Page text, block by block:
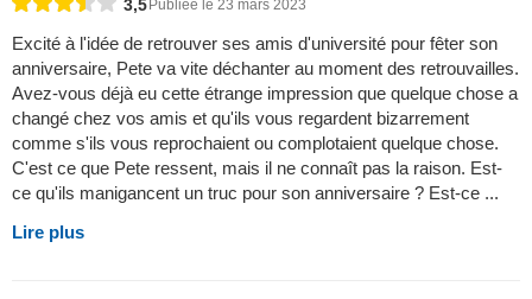
3,5Publiée le 23 mars 2023
Excité à l'idée de retrouver ses amis d'université pour fêter son
anniversaire, Pete va vite déchanter au moment des retrouvailles.
Avez-vous déjà eu cette étrange impression que quelque chose a
changé chez vos amis et qu'ils vous regardent bizarrement
comme s'ils vous reprochaient ou complotaient quelque chose.
C'est ce que Pete ressent, mais il ne connaît pas la raison. Est-
ce qu'ils manigancent un truc pour son anniversaire ? Est-ce ...
Lire plus